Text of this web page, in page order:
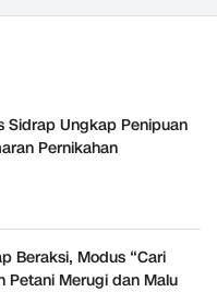
Sidrap Ungkap Penipuan
Pernikahan
Beraksi, Modus “Cari
Petani Merugi dan Malu